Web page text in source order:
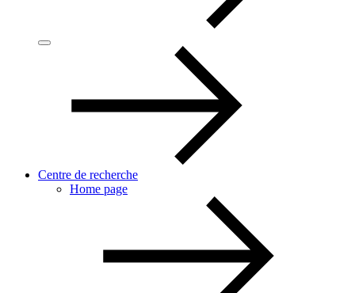
Centre de recherche
Home page